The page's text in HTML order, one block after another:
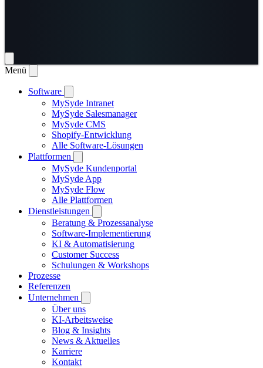
Menü
Software
MySyde Intranet
MySyde Salesmanager
MySyde CMS
Shopify-Entwicklung
Alle Software-Lösungen
Plattformen
MySyde Kundenportal
MySyde App
MySyde Flow
Alle Plattformen
Dienstleistungen
Beratung & Prozessanalyse
Software-Implementierung
KI & Automatisierung
Customer Success
Schulungen & Workshops
Prozesse
Referenzen
Unternehmen
Über uns
KI-Arbeitsweise
Blog & Insights
News & Aktuelles
Karriere
Kontakt